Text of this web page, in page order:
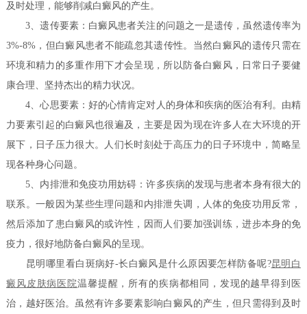
及时处理，能够削减白癜风的产生。
3、遗传要素：白癜风患者关注的问题之一是遗传，虽然遗传率为
3%-8%，但白癜风患者不能疏忽其遗传性。当然白癜风的遗传只需在
环境和精力的多重作用下才会呈现，所以防备白癜风，日常日子要健
康合理、坚持杰出的精力状况。
4、心思要素：好的心情肯定对人的身体和疾病的医治有利。由精
力要素引起的白癜风也很遍及，主要是因为现在许多人在大环境的开
展下，日子压力很大。人们长时刻处于高压力的日子环境中，简略呈
现各种身心问题。
5、内排泄和免疫功用妨碍：许多疾病的发现与患者本身有很大的
联系。一般因为某些生理问题和内排泄失调，人体的免疫功用反常，
然后添加了患白癜风的或许性，因而人们要加强训练，进步本身的免
疫力，很好地防备白癜风的呈现。
昆明哪里看白斑病好-长白癜风是什么原因要怎样防备呢?昆明白
癜风皮肤病医院温馨提醒，所有的疾病都相同，发现的越早得到医
治，越好医治。虽然有许多要素影响白癜风的产生，但只需得到及时